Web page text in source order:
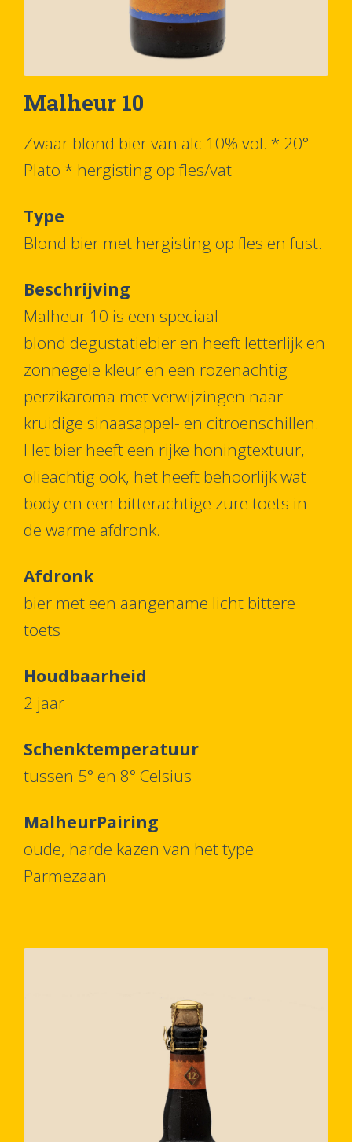
Malheur 10
Zwaar blond bier van alc 10% vol. * 20°
Plato * hergisting op fles/vat
Type
Blond bier met hergisting op fles en fust.
Beschrijving
Malheur 10 is een speciaal
blond degustatiebier en heeft letterlijk en
zonnegele kleur en een rozenachtig
perzikaroma met verwijzingen naar
kruidige sinaasappel- en citroenschillen.
Het bier heeft een rijke honingtextuur,
olieachtig ook, het heeft behoorlijk wat
body en een bitterachtige zure toets in
de warme afdronk.
Afdronk
bier met een aangename licht bittere
toets
Houdbaarheid
2 jaar
Schenktemperatuur
tussen 5° en 8° Celsius
MalheurPairing
oude, harde kazen van het type
Parmezaan